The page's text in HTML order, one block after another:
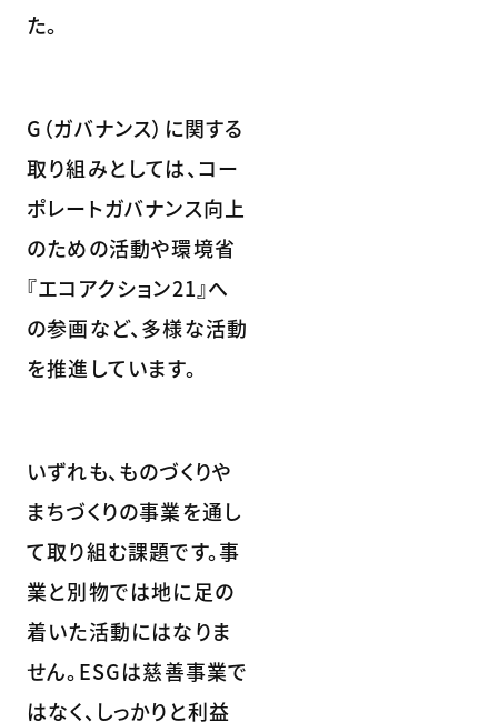
た。
G（ガバナンス）に関する
取り組みとしては、コー
ポレートガバナンス向上
のための活動や環境省
『エコアクション21』へ
の参画など、多様な活動
を推進しています。
いずれも、ものづくりや
まちづくりの事業を通し
て取り組む課題です。事
業と別物では地に足の
着いた活動にはなりま
せん。ESGは慈善事業で
はなく、しっかりと利益